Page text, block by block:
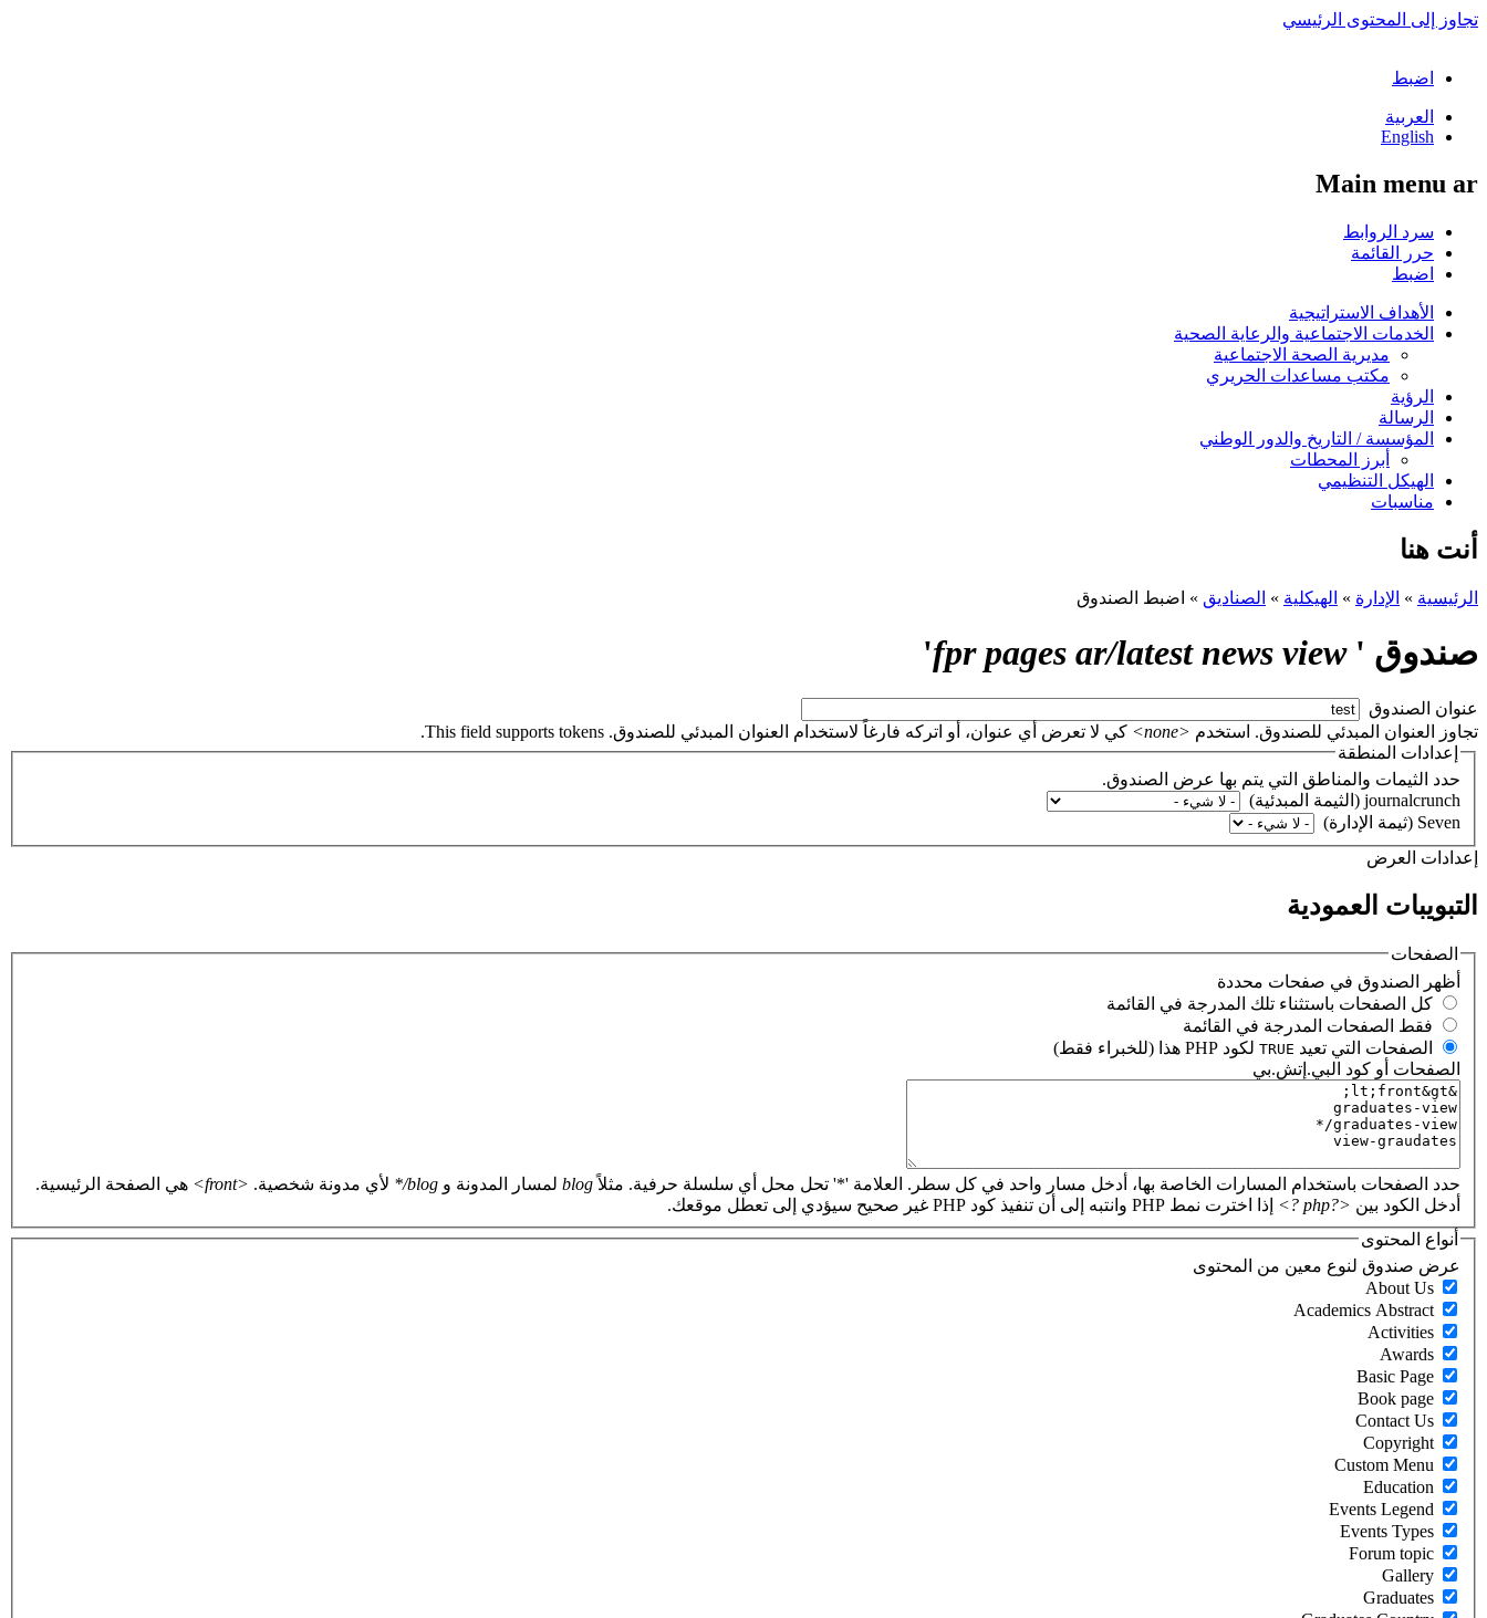
تجاوز إلى المحتوى الرئيسي
اضبط
العربية
English
Main menu ar
سرد الروابط
حرر القائمة
اضبط
الأهداف الاستراتيجية
الخدمات الاجتماعية والرعاية الصحية
مديرية الصحة الاجتماعية
مكتب مساعدات الحريري
الرؤية
الرسالة
المؤسسة / التاريخ والدور الوطني
أبرز المحطات
الهيكل التنظيمي
مناسبات
أنت هنا
الرئيسية » الإدارة » الهيكلية » الصناديق » اضبط الصندوق
صندوق ' fpr pages ar/latest news view
'
‏عنوان الصندوق ‏
تجاوز العنوان المبدئي للصندوق. استخدم <none>
كي لا تعرض أي عنوان، أو اتركه فارغاً لاستخدام العنوان المبدئي للصندوق. This field supports tokens.
إعدادات المنطقة
حدد الثيمات والمناطق التي يتم بها عرض الصندوق.
‏إعدادات العرض ‏
التبويبات العمودية
الصفحات
‏أظهر الصندوق في صفحات محددة ‏
‏كل الصفحات باستثناء تلك المدرجة في القائمة ‏
‏فقط الصفحات المدرجة في القائمة ‏
‏الصفحات التي تعيد TRUE لكود PHP هذا (للخبراء فقط) ‏
الصفحات أو كود البي.إتش.بي
حدد الصفحات باستخدام المسارات الخاصة بها، أدخل مسار واحد في كل سطر. العلامة '*' تحل محل أي سلسلة حرفية. مثلاًblog لمسار المدونة و blog/* لأي مدونة شخصية. <front>
هي الصفحة الرئيسية.
أدخل الكود بين <?php ?>
إذا اخترت نمط PHP وانتبه إلى أن تنفيذ كود PHP غير صحيح سيؤدي إلى تعطل موقعك.
أنواع المحتوى
‏عرض صندوق لنوع معين من المحتوى ‏